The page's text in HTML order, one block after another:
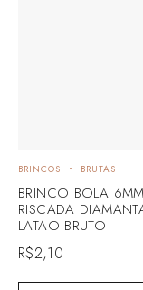
BRINCOS BRUTAS
BRINCO BOLA 6MM
RISCADA
LATAO BRUTO
R$2,10